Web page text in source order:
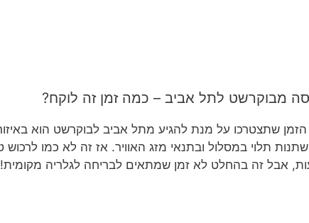
מבוקרשט לתל אביב – כמה זמן זה לוקח?
אבל זה בהחלט לא זמן שמתאים לבריחה לגלריה מקומית!